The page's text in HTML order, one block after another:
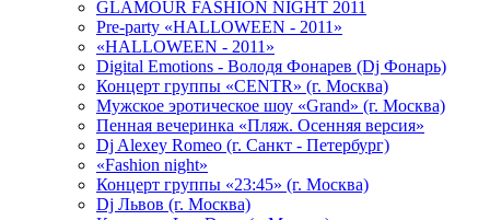
GLAMOUR FASHION NIGHT 2011
Pre-party «HALLOWEEN - 2011»
«HALLOWEEN - 2011»
Digital Emotions - Володя Фонарев (Dj Фонарь)
Концерт группы «CENTR» (г. Москва)
Мужское эротическое шоу «Grand» (г. Москва)
Пенная вечеринка «Пляж. Осенняя версия»
Dj Alexey Romeo (г. Санкт - Петербург)
«Fashion night»
Концерт группы «23:45» (г. Москва)
Dj Львов (г. Москва)